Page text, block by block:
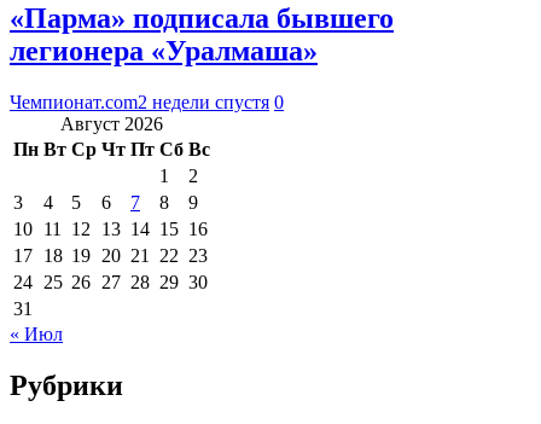
«Парма» подписала бывшего
легионера «Уралмаша»
Чемпионат.com2 недели спустя 0
Август 2026
Пн Вт Ср Чт Пт Сб Вс
1
2
3
4 5 6 7 8
9
10 11 12 13 14 15 16
17 18 19 20 21 22 23
24 25 26 27 28 29 30
31
« Июл
Рубрики